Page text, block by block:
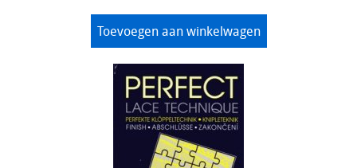
Toevoegen aan winkelwagen